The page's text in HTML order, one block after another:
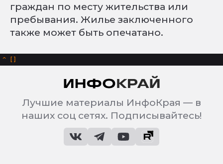
граждан по месту жительства или
пребывания. Жилье заключенного
также может быть опечатано.
^
Лучшие материалы ИнфоКрая — в
наших соц сетях. Подписывайтесь!